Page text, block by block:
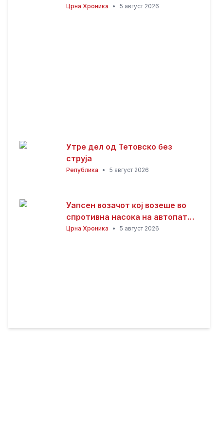
утврдува што точно се случило!
Црна Хроника • 5 август 2026
Утре дел од Тетовско без
струја
Република • 5 август 2026
Уапсен возачот кој возеше во
спротивна насока на автопатот
Скопје – Велес
Црна Хроника • 5 август 2026